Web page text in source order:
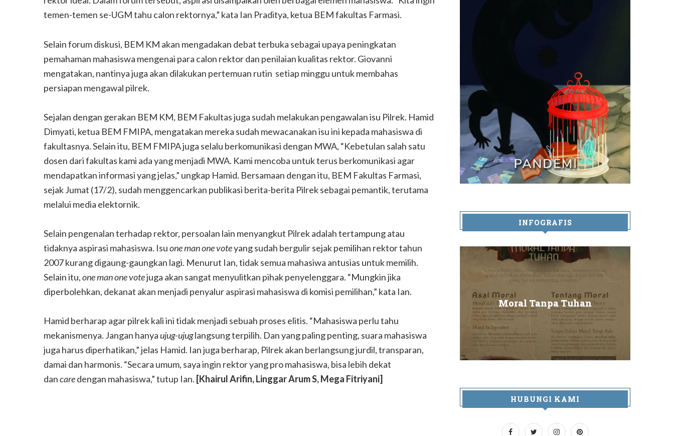
temen-temen se-UGM tahu calon rektornya,” kata Ian Praditya, ketua BEM fakultas Farmasi.
Selain forum diskusi, BEM KM akan mengadakan debat terbuka sebagai upaya peningkatan
pemahaman mahasiswa mengenai para calon rektor dan penilaian kualitas rektor. Giovanni
mengatakan, nantinya juga akan dilakukan pertemuan rutin setiap minggu untuk membahas
persiapan mengawal pilrek.
Sejalan dengan gerakan BEM KM, BEM Fakultas juga sudah melakukan pengawalan isu Pilrek. Hamid
Dimyati, ketua BEM FMIPA, mengatakan mereka sudah mewacanakan isu ini kepada mahasiswa di
fakultasnya. Selain itu, BEM FMIPA juga selalu berkomunikasi dengan MWA, “Kebetulan salah satu
dosen dari fakultas kami ada yang menjadi MWA. Kami mencoba untuk terus berkomunikasi agar
mendapatkan informasi yang jelas,” ungkap Hamid. Bersamaan dengan itu, BEM Fakultas Farmasi,
sejak Jumat (17/2), sudah menggencarkan publikasi berita-berita Pilrek sebagai pemantik, terutama
melalui media elektornik.
Selain pengenalan terhadap rektor, persoalan lain menyangkut Pilrek adalah tertampung atau
tidaknya aspirasi mahasiswa. Isuone man one voteyang sudah bergulir sejak pemilihan rektor tahun
2007 kurang digaung-gaungkan lagi. Menurut Ian, tidak semua mahasiwa antusias untuk memilih.
Selain itu,one man one votejuga akan sangat menyulitkan pihak penyelenggara. “Mungkin jika
diperbolehkan, dekanat akan menjadi penyalur aspirasi mahasiswa di komisi pemilihan,” kata Ian.
Hamid berharap agar pilrek kali ini tidak menjadi sebuah proses elitis. “Mahasiswa perlu tahu
mekanismenya. Jangan hanyaujug-ujuglangsung terpilih. Dan yang paling penting, suara mahasiswa
juga harus diperhatikan,” jelas Hamid. Ian juga berharap, Pilrek akan berlangsung jurdil, transparan,
damai dan harmonis. “Secara umum, saya ingin rektor yang pro mahasiswa, bisa lebih dekat
dancaredengan mahasiswa,” tutup Ian. [Khairul Arifin, Linggar Arum S, Mega Fitriyani]
INFOGRAFIS
Menyambut Coming Out Age
Panda
Moral Tanpa Tuhan
HUBUNGI KAMI